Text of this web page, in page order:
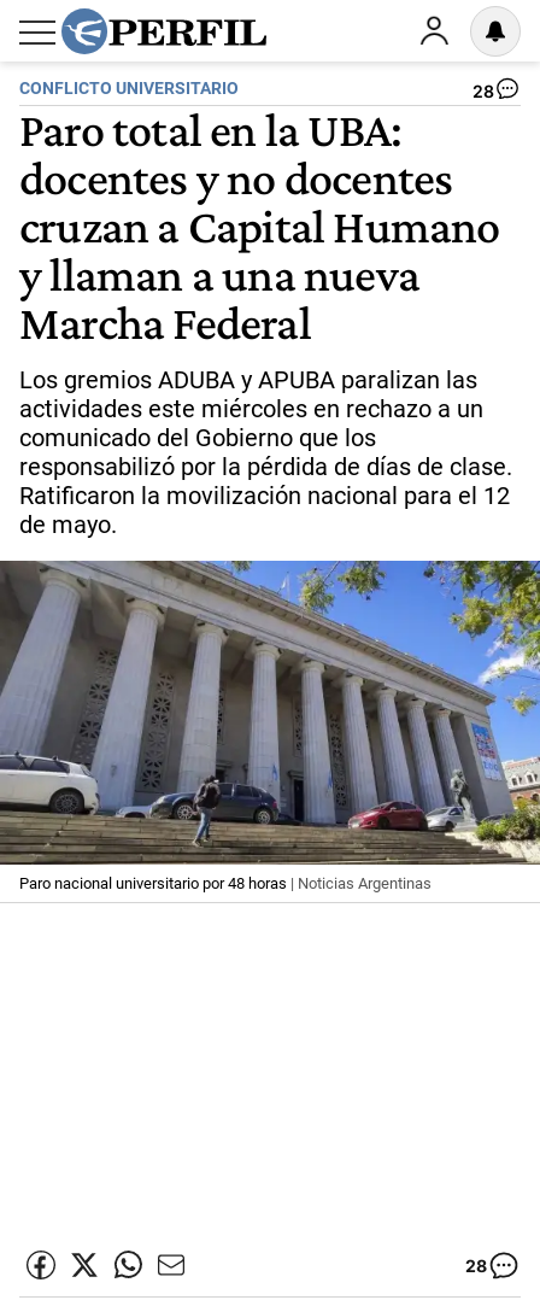
CONFLICTO UNIVERSITARIO 28
Paro total en la UBA:
docentes y no docentes
cruzan a Capital Humano
y llaman a una nueva
Marcha Federal
Los gremios ADUBA y APUBA paralizan las
actividades este miércoles en rechazo a un
comunicado del Gobierno que los
responsabilizó por la pérdida de días de clase.
Ratificaron la movilización nacional para el 12
de mayo.
Paro nacional universitario por 48 horas | Noticias Argentinas
28